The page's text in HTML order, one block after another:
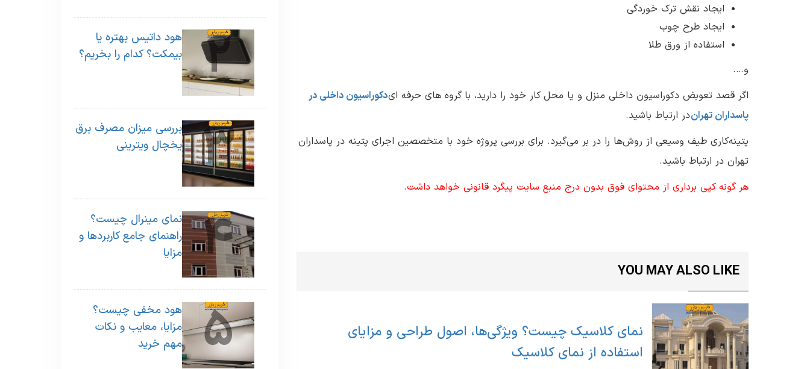
ایجاد نقش ترک خوردگی
ایجاد طرح چوب
استفاده از ورق طلا
و….
اگر قصد تعوبض دکوراسیون داخلی منزل و یا محل کار خود را دارید، با گروه های حرفه ایدکوراسیون داخلی در
پاسداران تهراندر ارتباط باشید.
پتینه‌کاری طیف وسیعی از روش‌ها را در بر می‌گیرد. برای بررسی پروژه خود با متخصصین اجرای پتینه در پاسداران
تهران در ارتباط باشید.
هر گونه کپی برداری از محتوای فوق بدون درج منبع سایت پیگرد قانونی خواهد داشت.
YOU MAY ALSO LIKE
نمای کلاسیک چیست؟ ویژگی‌ها، اصول طراحی و مزایای
استفاده از نمای کلاسیک
2
هود داتیس بهتره یا
بیمکث؟ کدام را بخریم؟
3
بررسی میزان مصرف برق
یخچال ویترینی
4
نمای مینرال چیست؟
راهنمای جامع کاربردها و
مزایا
5
هود مخفی چیست؟
مزایا، معایب و نکات
مهم خرید